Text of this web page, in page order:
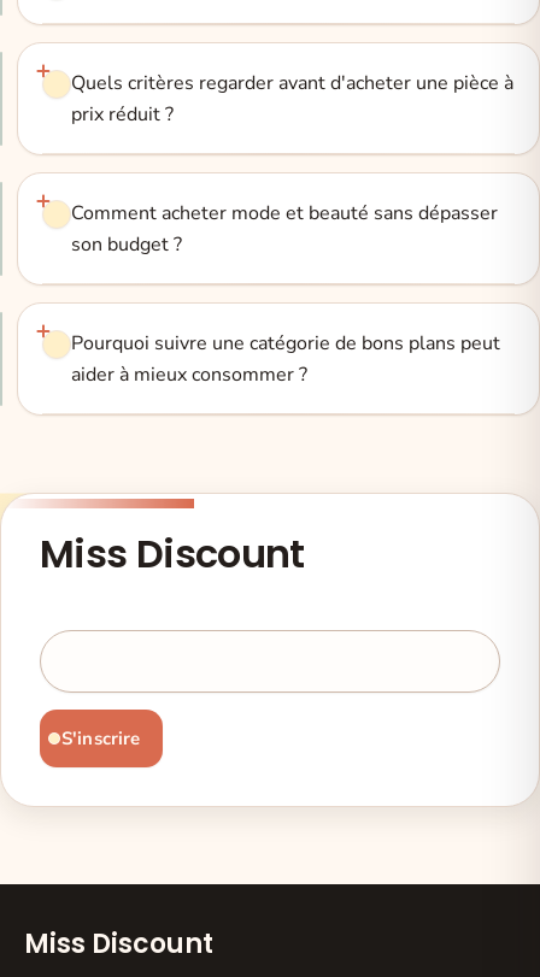
Quels critères regarder avant d'acheter une pièce à
prix réduit ?
Comment acheter mode et beauté sans dépasser
son budget ?
Pourquoi suivre une catégorie de bons plans peut
aider à mieux consommer ?
Miss Discount
Adresse email
S'inscrire
Miss Discount